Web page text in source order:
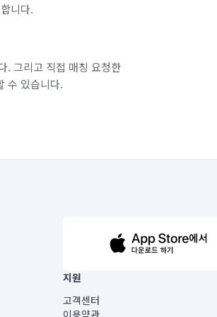
니다.
. 그리고 직접 매칭 요청한
수 있습니다.
지원
고객센터
이용약관